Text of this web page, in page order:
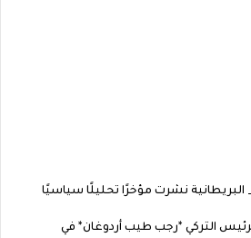
البريطانية نشرت مؤخرًا تحليلًا سياسيًا
التركي *رجب طيب أردوغان* في